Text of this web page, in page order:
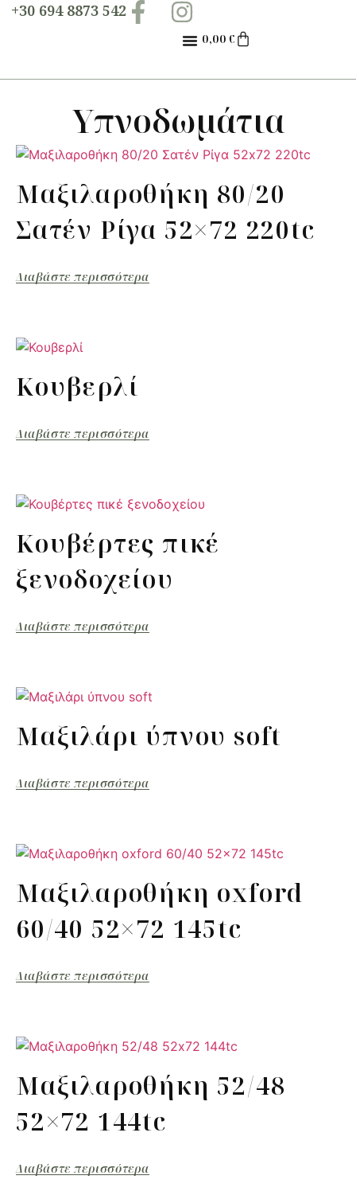
+30 694 8873 542
0,00 €
Υπνοδωμάτια
Mαξιλαροθήκη 80/20
Σατέν Ρίγα 52×72 220tc
Διαβάστε περισσότερα
Κουβερλί
Διαβάστε περισσότερα
Κουβέρτες πικέ
ξενοδοχείου
Διαβάστε περισσότερα
Μαξιλάρι ύπνου soft
Διαβάστε περισσότερα
Μαξιλαροθήκη oxford
60/40 52×72 145tc
Διαβάστε περισσότερα
Μαξιλαροθήκη 52/48
52×72 144tc
Διαβάστε περισσότερα